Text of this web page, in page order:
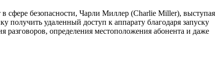
сфере безопасности, Чарли Миллер (Charlie Miller), выступая
удаленный доступ к аппарату благодаря запуску
определения местоположения абонента и даже